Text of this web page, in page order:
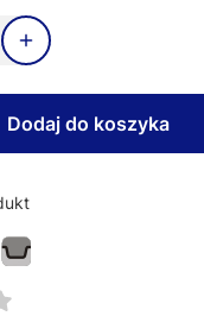
Dodaj do koszyka